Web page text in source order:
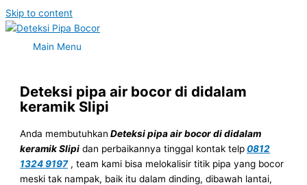
Skip to content
Main Menu
Deteksi pipa air bocor di didalam
keramik Slipi
Anda membutuhkan Deteksi pipa air bocor di didalam
keramik Slipi dan perbaikannya tinggal kontak telp0812
1324 9197, team kami bisa melokalisir titik pipa yang bocor
meski tak nampak, baik itu dalam dinding, dibawah lantai,